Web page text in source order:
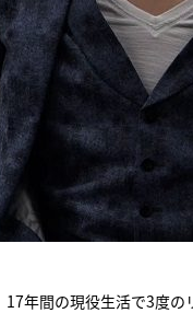
年間の現役生活で3度